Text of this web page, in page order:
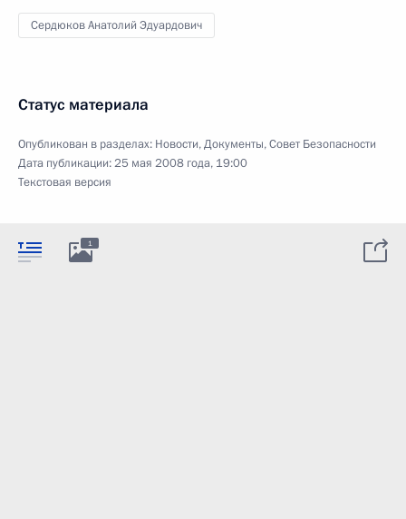
Сердюков Анатолий Эдуардович
Статус материала
Опубликован в разделах: Новости,Документы,Совет Безопасности
Дата публикации:25 мая 2008 года, 19:00
Текстовая версия
1